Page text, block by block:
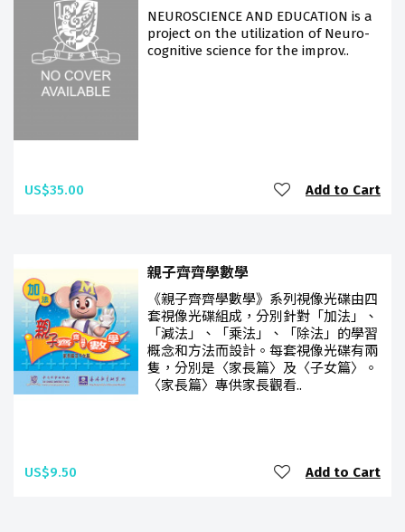
NEUROSCIENCE AND EDUCATION is a
project on the utilization of Neuro-
cognitive science for the improv..
US$35.00 Add to Cart
親子齊齊學數學
《親子齊齊學數學》系列視像光碟由四
套視像光碟組成，分別針對「加法」、
「減法」、「乘法」、「除法」的學習
概念和方法而設計。每套視像光碟有兩
隻，分別是〈家長篇〉及〈子女篇〉。
〈家長篇〉專供家長觀看..
US$9.50 Add to Cart